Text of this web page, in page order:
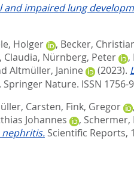
impaired lung
Holger , Becker,
Claudia, Nürnberg, Peter ,
Altmüller, Janine (2023).
Springer Nature. ISSN 1756-
Carsten, Fink, Gregor ,
Johannes ,
Scientific Reports,